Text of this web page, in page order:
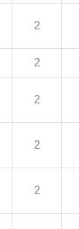
2
2
2
2
2